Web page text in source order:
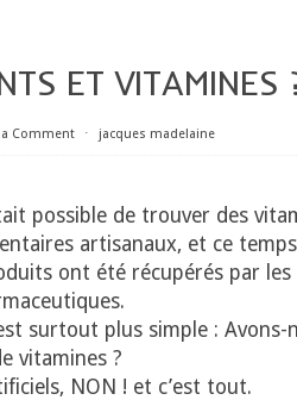
ET VITAMINES
a Comment ⋅ jacques madelaine
possible de trouver des
artisanaux, et ce
ont été récupérés par les
surtout plus simple : Avons-
vitamines ?
NON ! et c’est tout.